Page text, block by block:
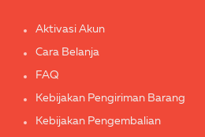
Aktivasi Akun
Cara Belanja
FAQ
Kebijakan Pengiriman Barang
Kebijakan Pengembalian